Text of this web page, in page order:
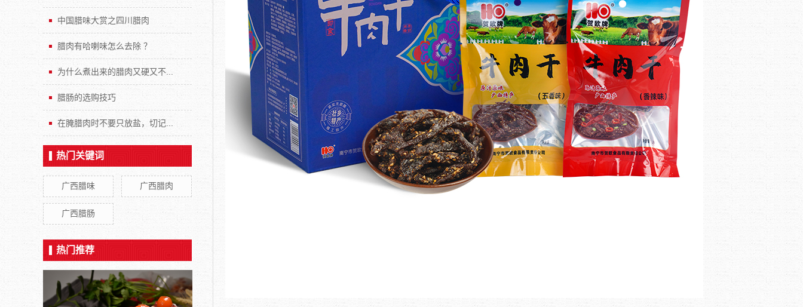
中国腊味大赏之四川腊肉
腊肉有哈喇味怎么去除 ？
为什么煮出来的腊肉又硬又不...
腊肠的选购技巧
在腌腊肉时不要只放盐，切记...
热门关键词
广西腊味 广西腊肉
广西腊肠
热门推荐